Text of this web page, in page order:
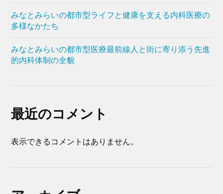
みなとみらいの都市型ライフと健康を支える内科医療の
多様なかたち
みなとみらいの都市型医療最前線人と街に寄り添う先進
的内科体制の全貌
最近のコメント
表示できるコメントはありません。